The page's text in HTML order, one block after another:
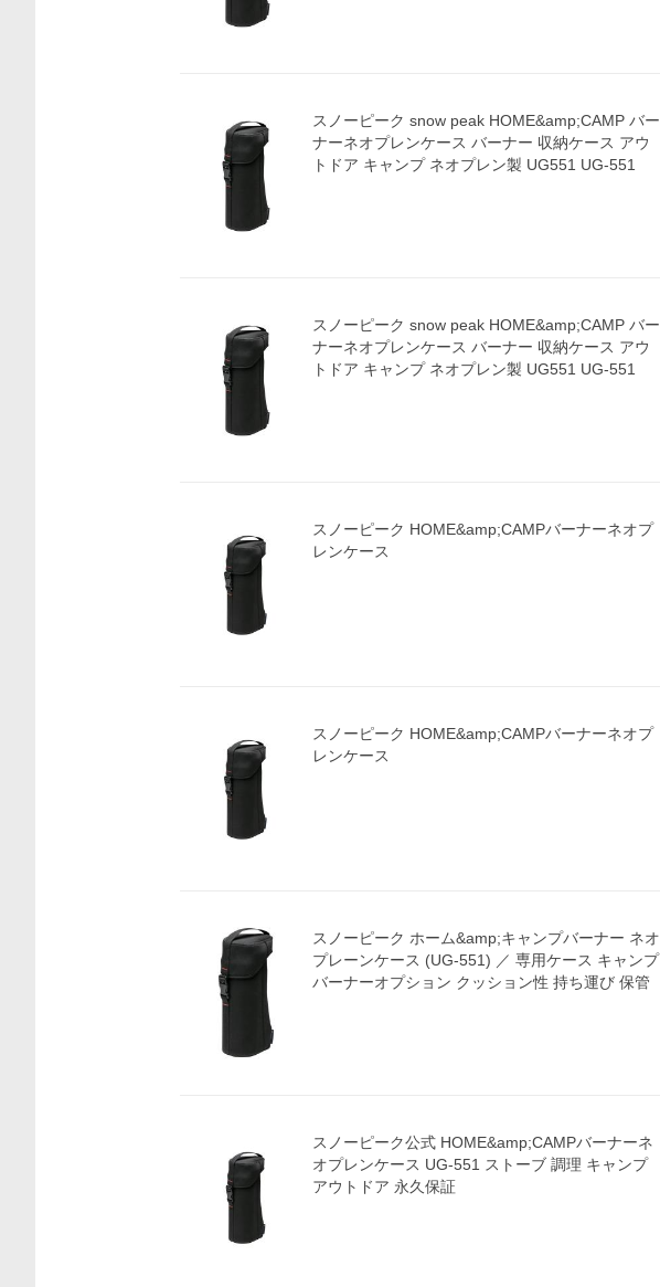
スノーピーク snow peak HOME&amp;CAMP バー
ナーネオプレンケース バーナー 収納ケース アウ
トドア キャンプ ネオプレン製 UG551 UG-551
スノーピーク snow peak HOME&amp;CAMP バー
ナーネオプレンケース バーナー 収納ケース アウ
トドア キャンプ ネオプレン製 UG551 UG-551
スノーピーク HOME&amp;CAMPバーナーネオプ
レンケース
スノーピーク HOME&amp;CAMPバーナーネオプ
レンケース
スノーピーク ホーム&amp;キャンプバーナー ネオ
プレーンケース (UG-551) ／ 専用ケース キャンプ
バーナーオプション クッション性 持ち運び 保管
スノーピーク公式 HOME&amp;CAMPバーナーネ
オプレンケース UG-551 ストーブ 調理 キャンプ
アウトドア 永久保証